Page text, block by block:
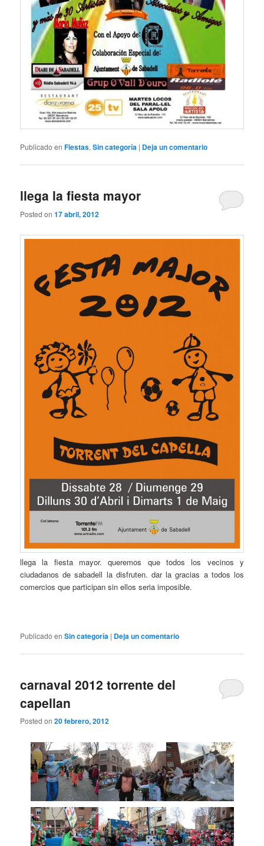
Publicado en Fiestas,Sin categoría | Deja un comentario
llega la fiesta mayor
Posted on17 abril, 2012
llega la fiesta mayor. queremos que todos los vecinos y
ciudadanos de sabadell la disfruten. dar la gracias a todos los
comercios que participan sin ellos seria imposible.
Publicado en Sin categoría | Deja un comentario
carnaval 2012 torrente del
capellan
Posted on20 febrero, 2012